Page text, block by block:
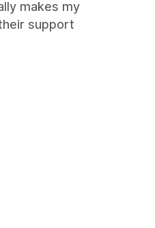
makes my
support